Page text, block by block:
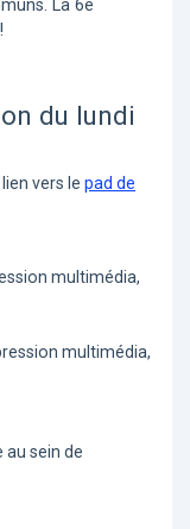
La 6e
du lundi
vers le pad de
multimédia,
multimédia,
au sein de